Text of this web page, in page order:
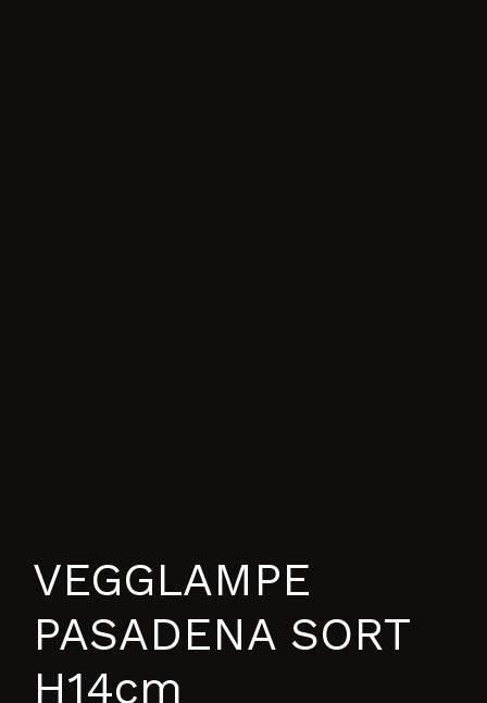
VEGGLAMPE
PASADENA SORT
H14cm